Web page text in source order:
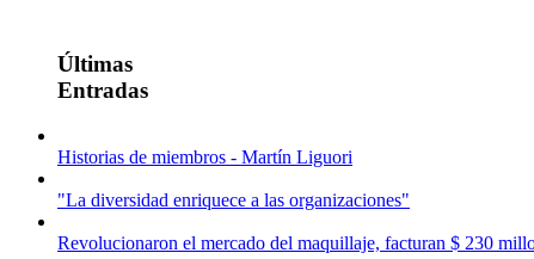
Últimas
Entradas
Historias de miembros - Martín Liguori
"La diversidad enriquece a las organizaciones"
Revolucionaron el mercado del maquillaje, facturan $ 230